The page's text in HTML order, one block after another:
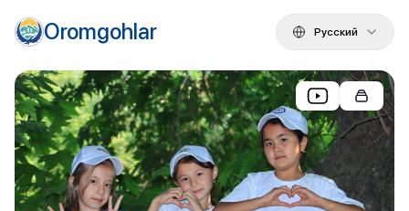
Oromgohlar Русский